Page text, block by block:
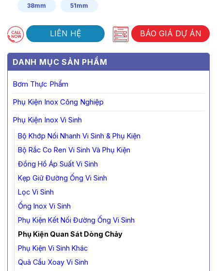
DANH MỤC SẢN PHẨM
Bơm Thực Phẩm
Phụ Kiện Inox Công Nghiệp
Phụ Kiện Inox Vi Sinh
Bộ Khớp Nối Nhanh Vi Sinh & Phụ Kiện
Bộ Rắc Co Ren Vi Sinh Và Phụ Kiện
Đồng Hồ Áp Suất Vi Sinh
Kẹp Giữ Đường Ống Vi Sinh
Lọc Vi Sinh
Ống Inox Vi Sinh
Phụ Kiện Kết Nối Đường Ống Vi Sinh
Phụ Kiện Quan Sát Dòng Chảy
Phụ Kiện Vi Sinh Khác
Quả Cầu Xoay Vi Sinh
38mm 51mm
LIÊN HỆ BÁO GIÁ DỰ ÁN